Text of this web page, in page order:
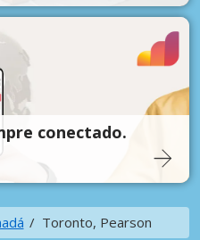
conectado.
Toronto, Pearson